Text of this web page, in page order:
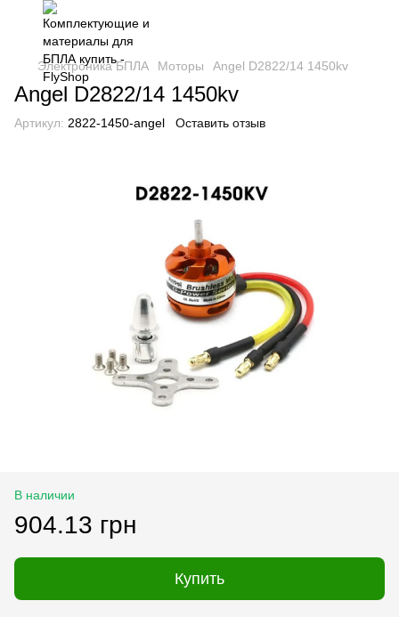
Электроника БПЛА Моторы Angel D2822/14 1450kv
Angel D2822/14 1450kv
Артикул: 2822-1450-angel Оставить отзыв
В наличии
904.13 грн
Купить